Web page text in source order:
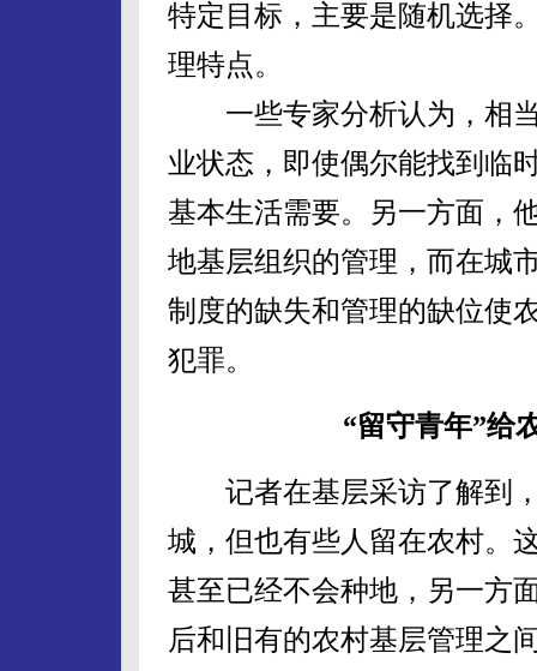
特定目标，主要是随机选择
理特点。
一些专家分析认为，相当
业状态，即使偶尔能找到临
基本生活需要。另一方面，
地基层组织的管理，而在城
制度的缺失和管理的缺位使
犯罪。
“留守青年”给
记者在基层采访了解到，
城，但也有些人留在农村。
甚至已经不会种地，另一方
后和旧有的农村基层管理之